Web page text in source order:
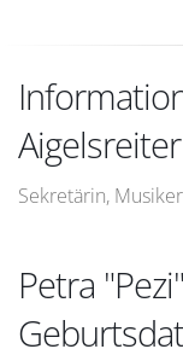
Aigelsreiter
Sekretärin,
Petra